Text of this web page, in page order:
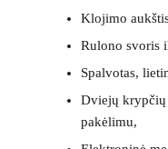
Klojimo
Rulono svoris
Spalvotas,
Dviejų krypčių
pakėlimu,